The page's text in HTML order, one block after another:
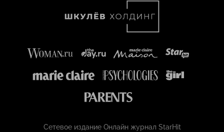
Сетевое издание Онлайн журнал StarHit